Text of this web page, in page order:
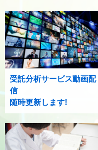
受託分析サービス動画配
信
随時更新します!